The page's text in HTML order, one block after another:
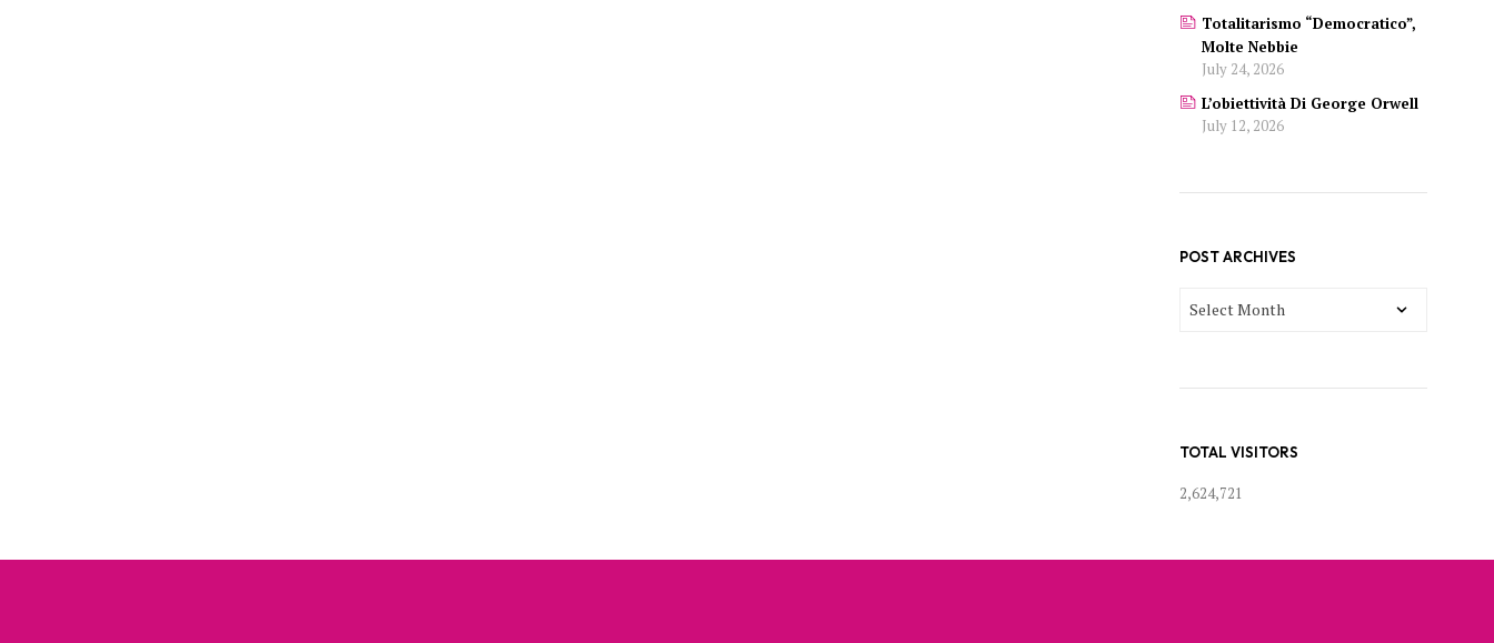
Totalitarismo “democratico”,
Molte Nebbie
July 24, 2026
L’obiettività Di George Orwell
July 12, 2026
POST ARCHIVES
POST
TOTAL VISITORS
2,624,721